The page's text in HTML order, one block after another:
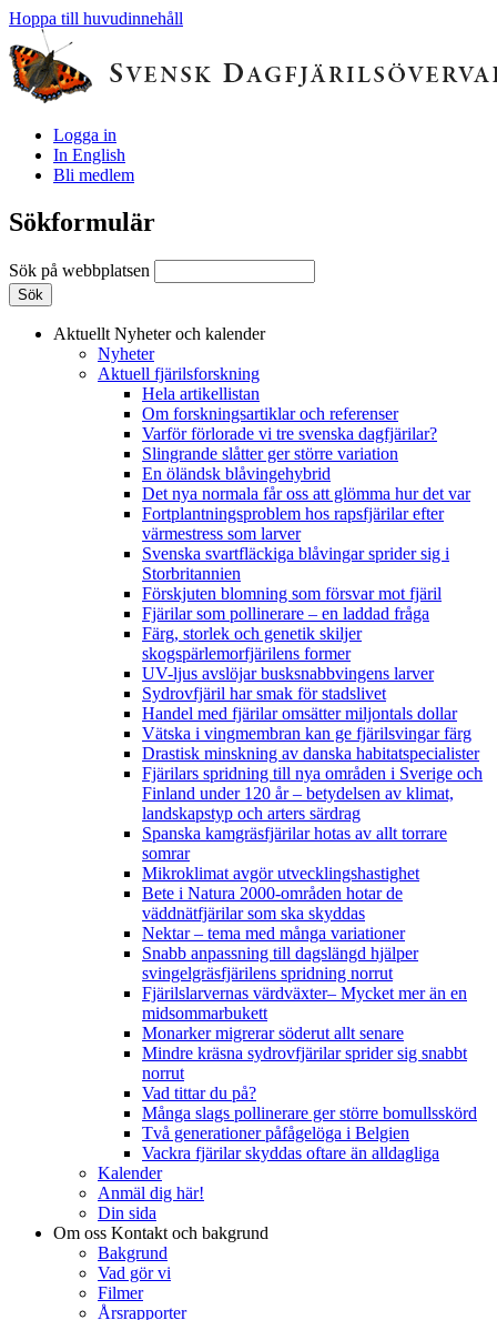
Hoppa till huvudinnehåll
Logga in
In English
Bli medlem
Sökformulär
Sök på webbplatsen
Aktuellt Nyheter och kalender
Nyheter
Aktuell fjärilsforskning
Hela artikellistan
Om forskningsartiklar och referenser
Varför förlorade vi tre svenska dagfjärilar?
Slingrande slåtter ger större variation
En öländsk blåvingehybrid
Det nya normala får oss att glömma hur det var
Fortplantningsproblem hos rapsfjärilar efter
värmestress som larver
Svenska svartfläckiga blåvingar sprider sig i
Storbritannien
Förskjuten blomning som försvar mot fjäril
Fjärilar som pollinerare – en laddad fråga
Färg, storlek och genetik skiljer
skogspärlemorfjärilens former
UV-ljus avslöjar busksnabbvingens larver
Sydrovfjäril har smak för stadslivet
Handel med fjärilar omsätter miljontals dollar
Vätska i vingmembran kan ge fjärilsvingar färg
Drastisk minskning av danska habitatspecialister
Fjärilars spridning till nya områden i Sverige och
Finland under 120 år– betydelsen av klimat,
landskapstyp och arters särdrag
Spanska kamgräsfjärilar hotas av allt torrare
somrar
Mikroklimat avgör utvecklingshastighet
Bete i Natura 2000-områden hotar de
väddnätfjärilar som ska skyddas
Nektar – tema med många variationer
Snabb anpassning till dagslängd hjälper
svingelgräsfjärilens spridning norrut
Fjärilslarvernas värdväxter– Mycket mer än en
midsommarbukett
Monarker migrerar söderut allt senare
Mindre kräsna sydrovfjärilar sprider sig snabbt
norrut
Vad tittar du på?
Många slags pollinerare ger större bomullsskörd
Två generationer påfågelöga i Belgien
Vackra fjärilar skyddas oftare än alldagliga
Kalender
Anmäl dig här!
Din sida
Om oss Kontakt och bakgrund
Bakgrund
Vad gör vi
Filmer
Årsrapporter